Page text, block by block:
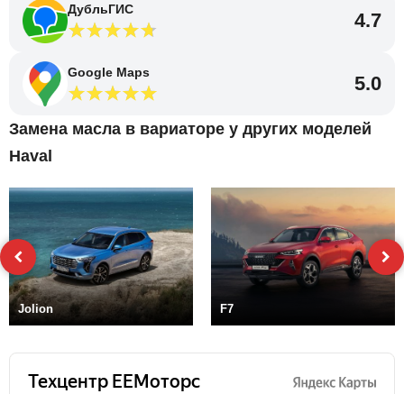
ДубльГИС 4.7
Google Maps 5.0
Замена масла в вариаторе у других моделей
Haval
Jolion F7